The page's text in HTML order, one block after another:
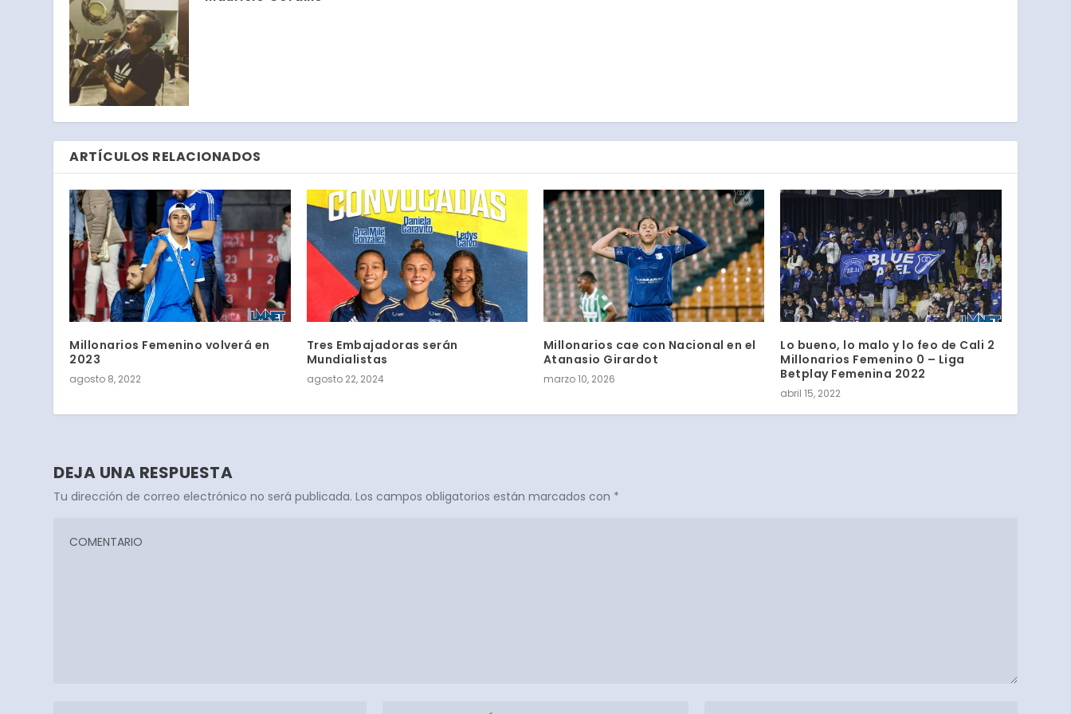
ARTÍCULOS RELACIONADOS
Millonarios Femenino volverá en
2023
agosto 8, 2022
Tres Embajadoras serán
Mundialistas
agosto 22, 2024
Millonarios cae con Nacional en el
Atanasio Girardot
marzo 10, 2026
Lo bueno, lo malo y lo feo de Cali 2
Millonarios Femenino 0 – Liga
Betplay Femenina 2022
abril 15, 2022
DEJA UNA RESPUESTA
Tu dirección de correo electrónico no será publicada. Los campos obligatorios están marcados con *